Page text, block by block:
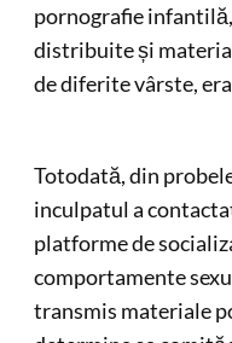
pornografie
distribuite și
de diferite vârste,
Totodată, din
inculpatul a
platforme de
comportamente
transmis materiale